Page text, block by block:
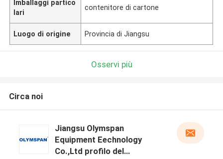
Imballaggi partico
lari
contenitore di cartone
Luogo di origine Provincia di Jiangsu
Osservi più
Circa noi
Jiangsu Olymspan
Equipment Eechnology
Co.,Ltd profilo del